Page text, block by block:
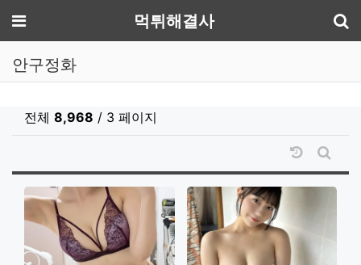
메뉴 먹튀해결사
안구정화
전체 8,968 / 3 페이지
날짜순 정
게시